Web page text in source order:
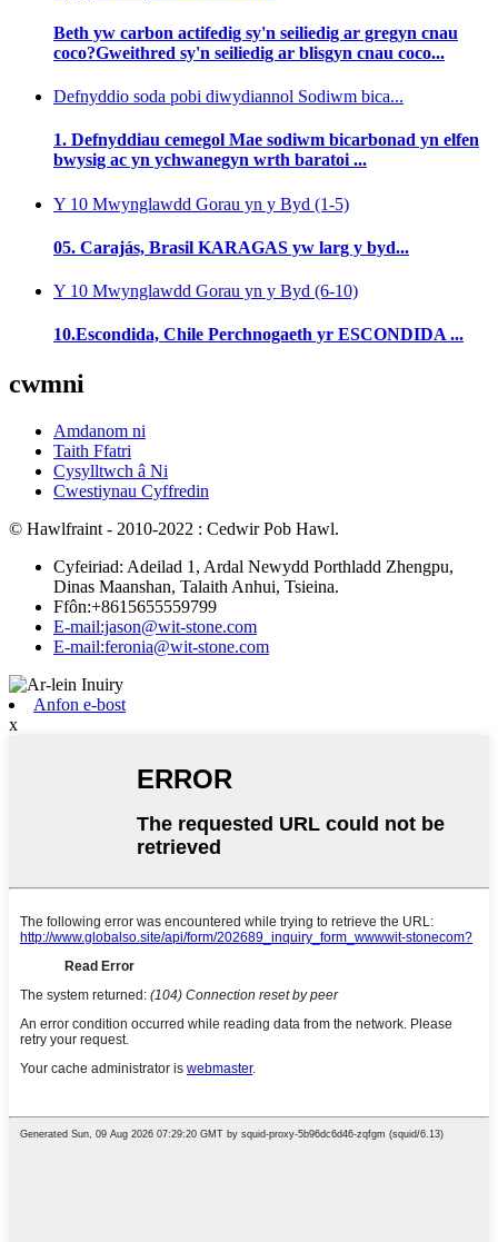
Beth yw carbon actifedig sy'n seiliedig ar gregyn cnau
coco?Gweithred sy'n seiliedig ar blisgyn cnau coco...
Defnyddio soda pobi diwydiannol Sodiwm bica...
1. Defnyddiau cemegol Mae sodiwm bicarbonad yn elfen
bwysig ac yn ychwanegyn wrth baratoi ...
Y 10 Mwynglawdd Gorau yn y Byd (1-5)
05. Carajás, Brasil KARAGAS yw larg y byd...
Y 10 Mwynglawdd Gorau yn y Byd (6-10)
10.Escondida, Chile Perchnogaeth yr ESCONDIDA ...
cwmni
Amdanom ni
Taith Ffatri
Cysylltwch â Ni
Cwestiynau Cyffredin
© Hawlfraint - 2010-2022 : Cedwir Pob Hawl.
Cyfeiriad: Adeilad 1, Ardal Newydd Porthladd Zhengpu,
Dinas Maanshan, Talaith Anhui, Tsieina.
Ffôn:+8615655559799
E-mail:jason@wit-stone.com
E-mail:feronia@wit-stone.com
Anfon e-bost
x